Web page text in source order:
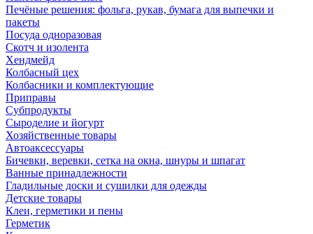
Печёные решения: фольга, рукав, бумага для выпечки и
пакеты
Посуда одноразовая
Скотч и изолента
Хендмейд
Колбасный цех
Колбасники и комплектующие
Приправы
Субпродукты
Сыроделие и йогурт
Хозяйственные товары
Автоаксессуары
Бичевки, веревки, сетка на окна, шнуры и шпагат
Ванные принадлежности
Гладильные доски и сушилки для одежды
Детские товары
Клеи, герметики и пены
Герметик